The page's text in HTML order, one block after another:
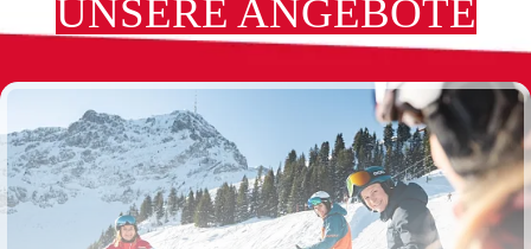
UNSERE ANGEBOTE